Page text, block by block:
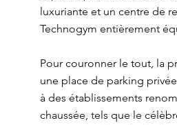
luxuriante et un centre de
Technogym entièrement
Pour couronner le tout, la
une place de parking
à des établissements
chaussée, tels que le